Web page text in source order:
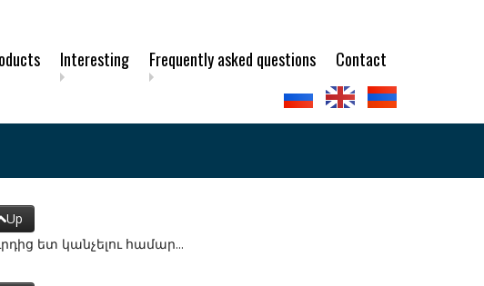
Interesting Frequently asked questions Contact
Up
ետ կանչելու համար...